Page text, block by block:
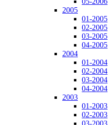
2005
01-2005
02-2005
03-2005
04-2005
2004
01-2004
02-2004
03-2004
04-2004
2003
01-2003
02-2003
03-2003